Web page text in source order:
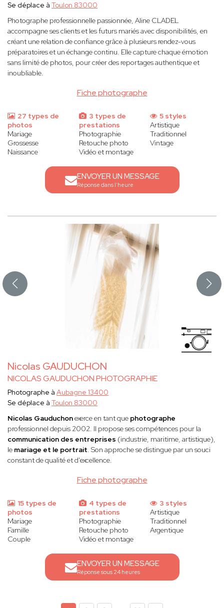
Fiche photographe
Se déplace à Toulon 83000
Photographe professionnelle passionnée, Aline CLADEL
accompagne ses clients et les futurs mariés avec disponibilités, en
créant une relation de confiance grâce à plusieurs rendez-vous
préparatoires et un échange continu. Elle capture chaque émotion
sans limité de photos, pour créer des reportages authentique et
inoubliable.
27 types de
photos
Mariage
Grossesse
Naissance
3 types de
prestations
Photographie
Retouche photo
Vidéo et montage
5 styles
Artistique
Traditionnel
Vintage
ENVOYER UN MESSAGE
Réponse dans l'heure
Nicolas GAUDUCHON
NICOLAS GAUDUCHON PHOTOGRAPHIE
Fiche photographe
Photographe à Aubagne 13400
Se déplace à Toulon 83000
Nicolas Gauduchonexerce en tant que photographe
professionnel depuis 2002. Il propose ses compétences pour la
communication des entreprises (industrie, maritime, artistique),
le mariage et le portrait. Son approche se distingue par un souci
constant de qualité et d'excellence.
15 types de
photos
Mariage
Famille
Couple
4 types de
prestations
Photographie
Retouche photo
Vidéo et montage
3 styles
Artistique
Traditionnel
Argentique
ENVOYER UN MESSAGE
Réponse sous 24 heures